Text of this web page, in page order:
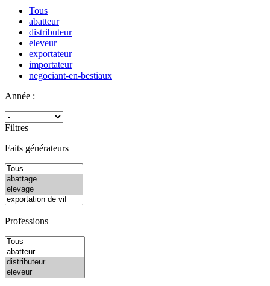
Tous
abatteur
distributeur
eleveur
exportateur
importateur
negociant-en-bestiaux
Année :
Filtres
Faits générateurs
Professions